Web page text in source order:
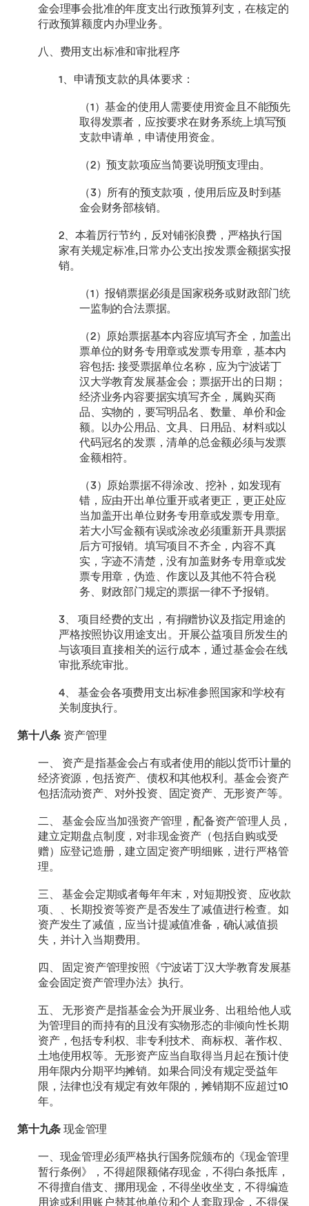
金会理事会批准的年度支出行政预算列支，在核定的
行政预算额度内办理业务。
八、费用支出标准和审批程序
1、申请预支款的具体要求：
（1）基金的使用人需要使用资金且不能预先
取得发票者，应按要求在财务系统上填写预
支款申请单，申请使用资金。
（2）预支款项应当简要说明预支理由。
（3）所有的预支款项，使用后应及时到基
金会财务部核销。
2、本着厉行节约，反对铺张浪费，严格执行国
家有关规定标准,日常办公支出按发票金额据实报
销。
（1）报销票据必须是国家税务或财政部门统
一监制的合法票据。
（2）原始票据基本内容应填写齐全，加盖出
票单位的财务专用章或发票专用章，基本内
容包括: 接受票据单位名称，应为宁波诺丁
汉大学教育发展基金会；票据开出的日期；
经济业务内容要据实填写齐全，属购买商
品、实物的，要写明品名、数量、单价和金
额。以办公用品、文具、日用品、材料或以
代码冠名的发票，清单的总金额必须与发票
金额相符。
（3）原始票据不得涂改、挖补，如发现有
错，应由开出单位重开或者更正，更正处应
当加盖开出单位财务专用章或发票专用章。
若大小写金额有误或涂改必须重新开具票据
后方可报销。填写项目不齐全，内容不真
实，字迹不清楚，没有加盖财务专用章或发
票专用章，伪造、作废以及其他不符合税
务、财政部门规定的票据一律不予报销。
3、 项目经费的支出，有捐赠协议及指定用途的
严格按照协议用途支出。开展公益项目所发生的
与该项目直接相关的运行成本，通过基金会在线
审批系统审批。
4、 基金会各项费用支出标准参照国家和学校有
关制度执行。
第十八条 资产管理
一、 资产是指基金会占有或者使用的能以货币计量的
经济资源，包括资产、债权和其他权利。基金会资产
包括流动资产、对外投资、固定资产、无形资产等。
二、 基金会应当加强资产管理，配备资产管理人员，
建立定期盘点制度，对非现金资产（包括自购或受
赠）应登记造册，建立固定资产明细账，进行严格管
理。
三、 基金会定期或者每年年末，对短期投资、应收款
项、、长期投资等资产是否发生了减值进行检查。如
资产发生了减值，应当计提减值准备，确认减值损
失，并计入当期费用。
四、 固定资产管理按照《宁波诺丁汉大学教育发展基
金会固定资产管理办法》执行。
五、 无形资产是指基金会为开展业务、出租给他人或
为管理目的而持有的且没有实物形态的非倾向性长期
资产，包括专利权、非专利技术、商标权、著作权、
土地使用权等。无形资产应当自取得当月起在预计使
用年限内分期平均摊销。如果合同没有规定受益年
限，法律也没有规定有效年限的，摊销期不应超过10
年。
第十九条 现金管理
一、现金管理必须严格执行国务院颁布的《现金管理
暂行条例》，不得超限额储存现金，不得白条抵库，
不得擅自借支、挪用现金，不得坐收坐支，不得编造
用途或利用账户替其他单位和个人套取现金，不得保